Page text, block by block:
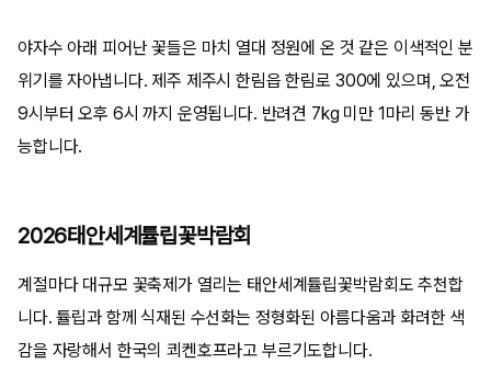
야자수 아래 피어난 꽃들은 마치 열대 정원에 온 것 같은 이색적인 분
위기를 자아냅니다. 제주 제주시 한림읍 한림로 300에 있으며, 오전
9시부터 오후 6시 까지 운영됩니다. 반려견 7kg 미만 1마리 동반 가
능합니다.
2026태안세계튤립꽃박람회
계절마다 대규모 꽃축제가 열리는 태안세계튤립꽃박람회도 추천합
니다. 튤립과 함께 식재된 수선화는 정형화된 아름다움과 화려한 색
감을 자랑해서 한국의 쾨켄호프라고 부르기도합니다.